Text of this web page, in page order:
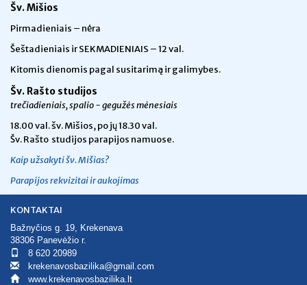
Šv. Mišios
Pirmadieniais – nėra
Šeštadieniais ir SEKMADIENIAIS – 12 val.
Kitomis dienomis pagal susitarimą ir galimybes.
Šv. Rašto studijos
trečiadieniais, spalio - gegužės mėnesiais
18.00 val.šv. Mišios, po jų 18.30 val.
Šv. Rašto studijos parapijos namuose.
Kaip užsakyti šv. Mišias?
Parapijos rekvizitai ir aukojimas
KONTAKTAI
Bažnyčios g. 19, Krekenava
38306 Panevėžio r.
8 620 20989
krekenavosbazilika@gmail.com
www.krekenavosbazilika.lt